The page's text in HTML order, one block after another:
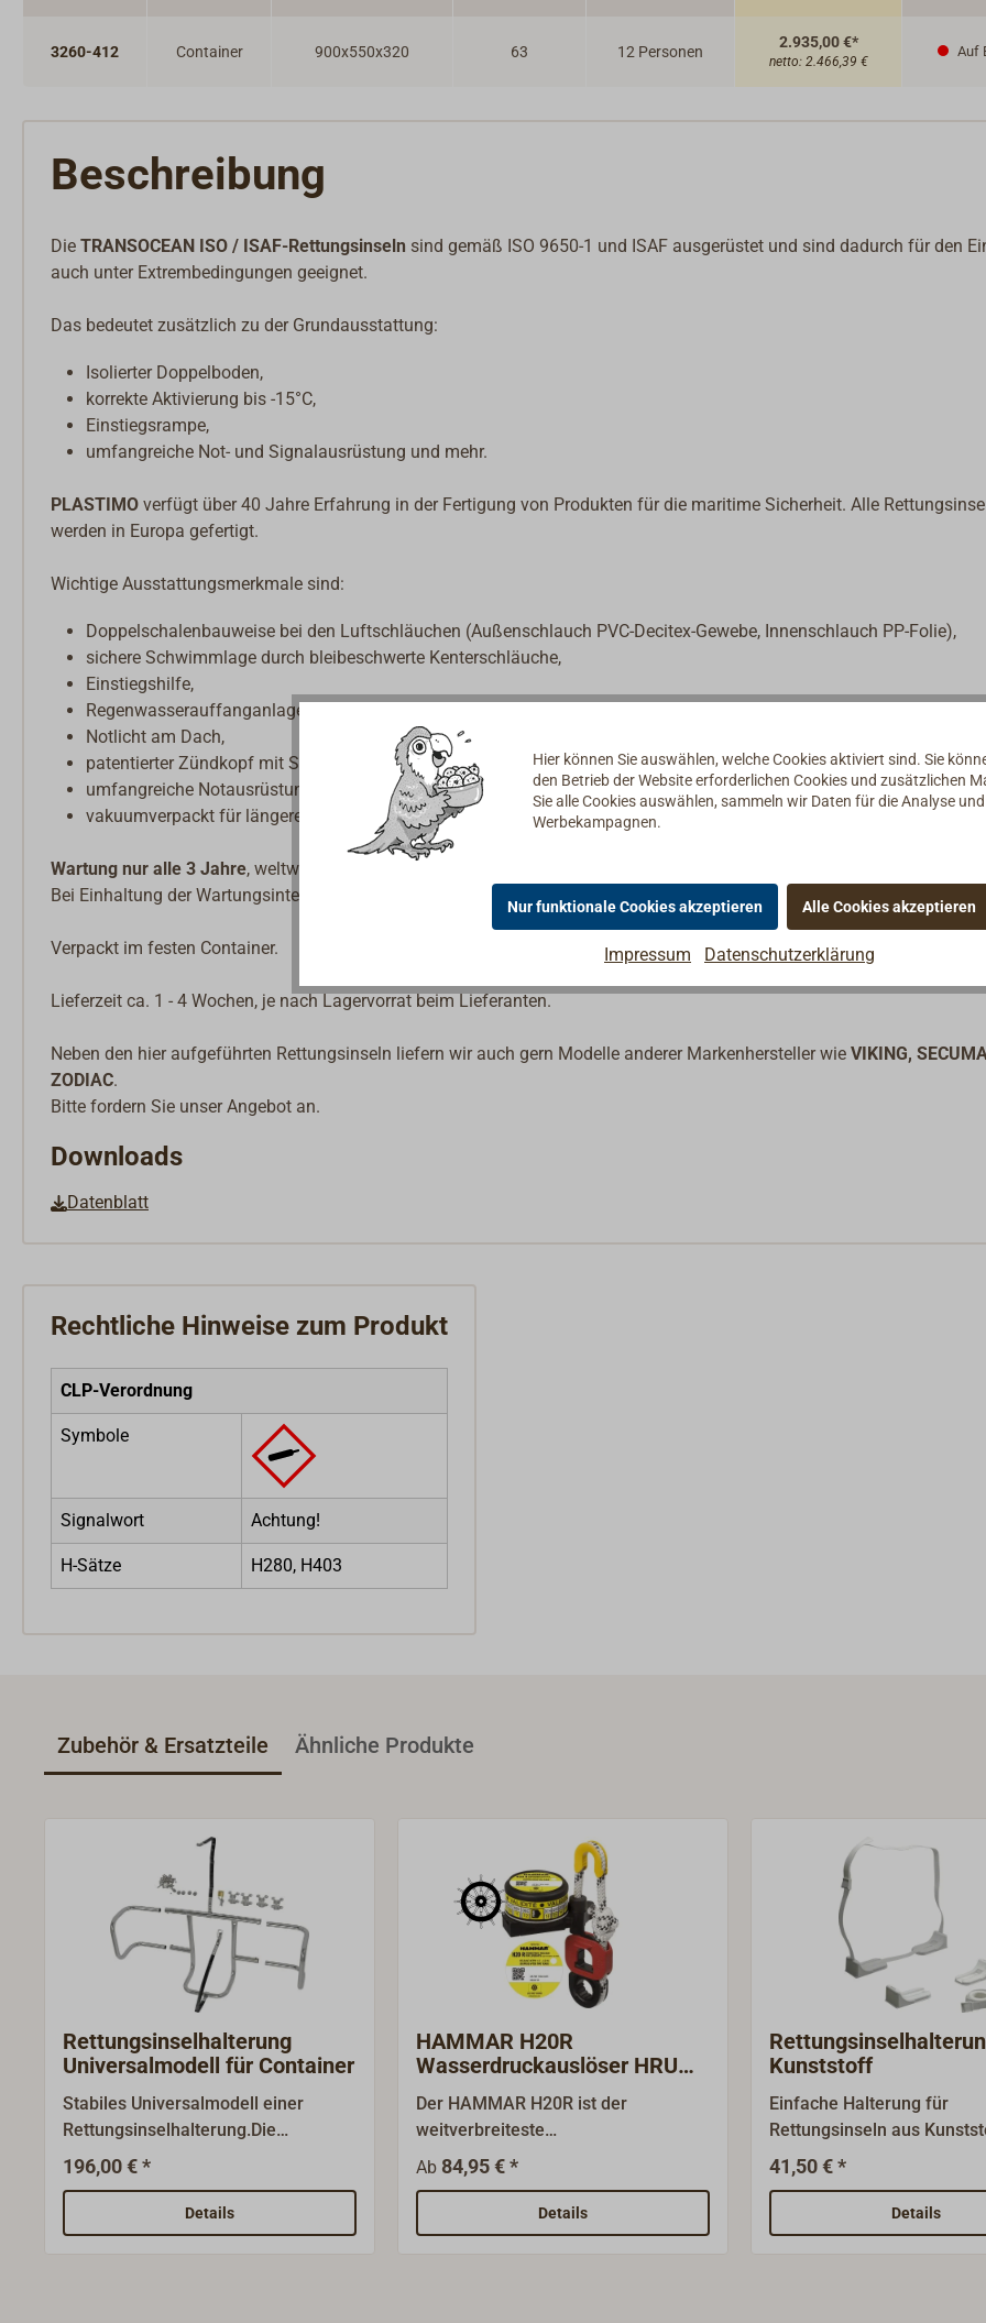
3260-412 Container 900x550x320 63 12 Personen
2.935,00 €*
netto: 2.466,39 €
Auf
Beschreibung
Die TRANSOCEAN ISO / ISAF-Rettungsinseln sind gemäß ISO 9650-1 und ISAF ausgerüstet und sind dadurch für den
auch unter Extrembedingungen geeignet.
Das bedeutet zusätzlich zu der Grundausstattung:
Isolierter Doppelboden,
korrekte Aktivierung bis -15°C,
Einstiegsrampe,
umfangreiche Not- und Signalausrüstung und mehr.
PLASTIMO verfügt über 40 Jahre Erfahrung in der Fertigung von Produkten für die maritime Sicherheit. Alle
werden in Europa gefertigt.
Wichtige Ausstattungsmerkmale sind:
Doppelschalenbauweise bei den Luftschläuchen (Außenschlauch PVC-Decitex-Gewebe, Innenschlauch PP-Folie),
sichere Schwimmlage durch bleibeschwerte Kenterschläuche,
Einstiegshilfe,
Regenwasserauffanganlage,
Notlicht am Dach,
patentierter Zündkopf mit Servounterstützung,
umfangreiche Notausrüstung,
vakuumverpackt für längere Lebensdauer und längere Wartungsintervalle.
Wartung nur alle 3 Jahre, weltweite Wartung möglich durch vom Werk geschulte Vertragspartner.
Bei Einhaltung der Wartungsintervalle können die Inseln bis zu 18 Jahren in Betrieb bleiben.
Verpackt im festen Container.
Lieferzeit ca. 1 - 4 Wochen, je nach Lagervorrat beim Lieferanten.
Neben den hier aufgeführten Rettungsinseln liefern wir auch gern Modelle anderer Markenhersteller wie VIKING,
ZODIAC.
Bitte fordern Sie unser Angebot an.
Downloads
Datenblatt
Rechtliche Hinweise zum Produkt
CLP-Verordnung
Symbole
Signalwort Achtung!
H-Sätze H280, H403
Zubehör & Ersatzteile Ähnliche Produkte
Rettungsinselhalterung
Universalmodell für Container
Stabiles Universalmodell einer
Rettungsinselhalterung.Die
Seitenteile sind in ihrer Länge
stufenlos verstellbar, wodurch die
Halterung für diverse
Containergrößen verschiedener
196,00 € *
Details
HAMMAR H20R
Wasserdruckauslöser HRU
für die Rettungsinsel
Der HAMMAR H20R ist der
weitverbreiteste
Wasserdruckauslöser (Hydrostatic
release unit - HRU) für die
Rettungsinsel. HAMMAR H20R (HR-
0100) - Komplett mit Tauschlaufe
Ab 84,95 € *
Details
Kunststoff
Einfache Halterung für
Rettungsinseln aus
Verschraubung an Deck.
mit 2 m langen
Gurtbandbreite (B1) 30
41,50 € *
Details
Hier können Sie auswählen, welche Cookies aktiviert sind. Sie
den Betrieb der Website erforderlichen Cookies und zusätzlichen
Sie alle Cookies auswählen, sammeln wir Daten für die Analyse
Werbekampagnen.
Nur funktionale Cookies akzeptieren Alle Cookies akzeptieren
Impressum Datenschutzerklärung